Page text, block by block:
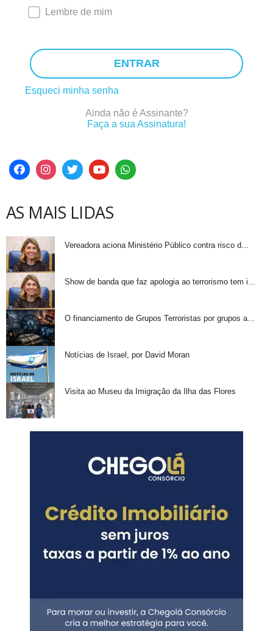
Lembre de mim
ENTRAR
Esqueci minha senha
Ainda não é Assinante?
Faça a sua Assinatura!
AS MAIS LIDAS
Vereadora aciona Ministério Público contra risco d...
Show de banda que faz apologia ao terrorismo tem i...
O financiamento de Grupos Terroristas por grupos a...
Notícias de Israel, por David Moran
Visita ao Museu da Imigração da Ilha das Flores